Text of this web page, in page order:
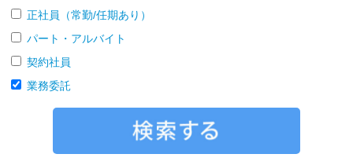
正社員（常勤/任期あり）
パート・アルバイト
契約社員
業務委託